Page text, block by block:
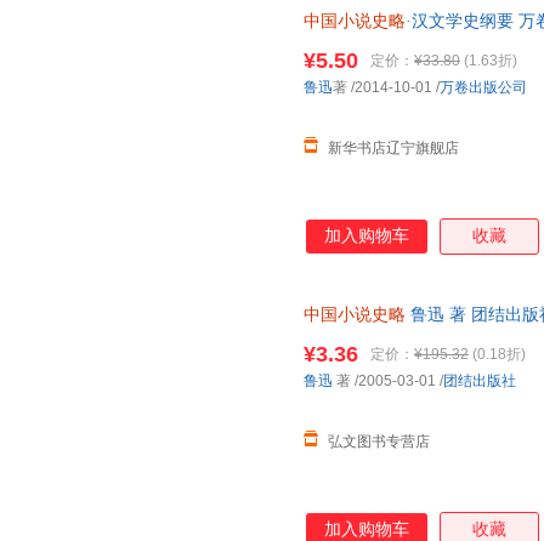
时代中国人研究中国小说史的
中国小说史略·汉文学史纲要
¥5.50 定价： ¥33.80 (1.63折)
新华书店辽宁旗舰店
鲁迅著 /2014-10-01 /万卷出版公司
加入购物车 收藏
中国小说史略 鲁迅 著 团结出
¥3.36 定价： ¥195.32 (0.18折)
弘文图书专营店
鲁迅 著 /2005-03-01 /团结出版社
加入购物车 收藏